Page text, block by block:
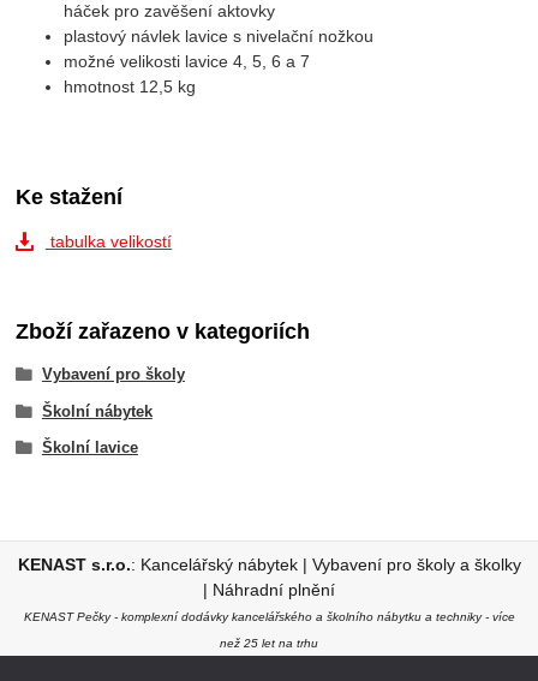
háček pro zavěšení aktovky
plastový návlek lavice s nivelační nožkou
možné velikosti lavice 4, 5, 6 a 7
hmotnost 12,5 kg
Ke stažení
tabulka velikostí
Zboží zařazeno v kategoriích
Vybavení pro školy
Školní nábytek
Školní lavice
KENAST s.r.o.: Kancelářský nábytek | Vybavení pro školy a školky
| Náhradní plnění
KENAST Pečky - komplexní dodávky kancelářského a školního nábytku a techniky - více
než 25 let na trhu